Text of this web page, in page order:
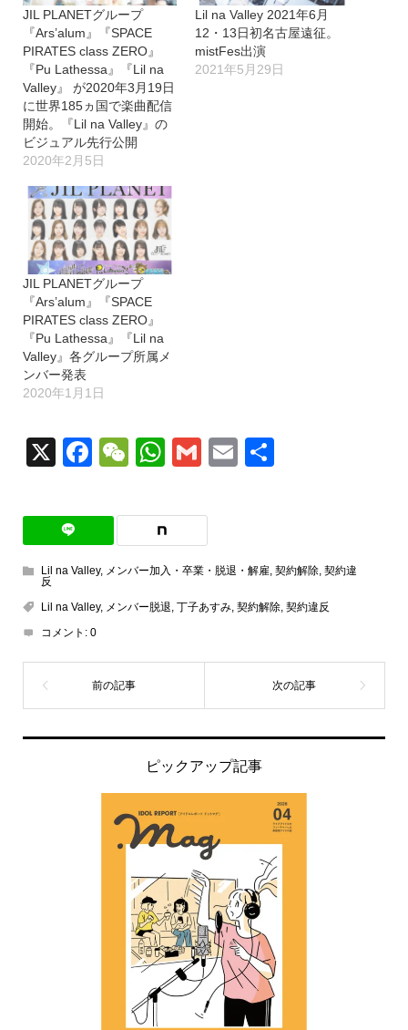
JIL PLANETグループ
『Ars’alum』『SPACE
PIRATES class ZERO』
『Pu Lathessa』『Lil na
Valley』 が2020年3月19日
に世界185ヵ国で楽曲配信
開始。『Lil na Valley』の
ビジュアル先行公開
2020年2月5日
Lil na Valley 2021年6月
12・13日初名古屋遠征。
mistFes出演
2021年5月29日
JIL PLANETグループ
『Ars’alum』『SPACE
PIRATES class ZERO』
『Pu Lathessa』『Lil na
Valley』各グループ所属メ
ンバー発表
2020年1月1日
X Facebook
WeChat
WhatsApp
GmailEmail
Lil na Valley, メンバー加入・卒業・脱退・解雇, 契約解除, 契約違
反
Lil na Valley, メンバー脱退 丁子あすみ, 契約解除, 契約違反
コメント: 0
ピックアップ記事